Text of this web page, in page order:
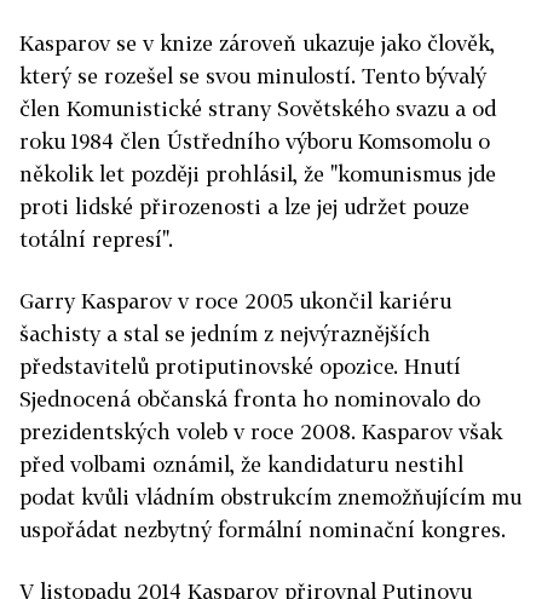
Kasparov se v knize zároveň ukazuje jako člověk,
který se rozešel se svou minulostí. Tento bývalý
člen Komunistické strany Sovětského svazu a od
roku 1984 člen Ústředního výboru Komsomolu o
několik let později prohlásil, že "komunismus jde
proti lidské přirozenosti a lze jej udržet pouze
totální represí".
Garry Kasparov v roce 2005 ukončil kariéru
šachisty a stal se jedním z nejvýraznějších
představitelů protiputinovské opozice. Hnutí
Sjednocená občanská fronta ho nominovalo do
prezidentských voleb v roce 2008. Kasparov však
před volbami oznámil, že kandidaturu nestihl
podat kvůli vládním obstrukcím znemožňujícím mu
uspořádat nezbytný formální nominační kongres.
V listopadu 2014 Kasparov přirovnal Putinovu